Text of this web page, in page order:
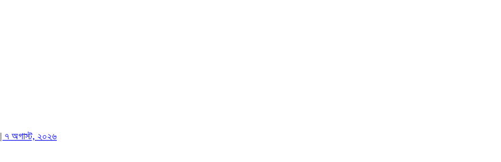
| ৭ অগাস্ট, ২০২৬